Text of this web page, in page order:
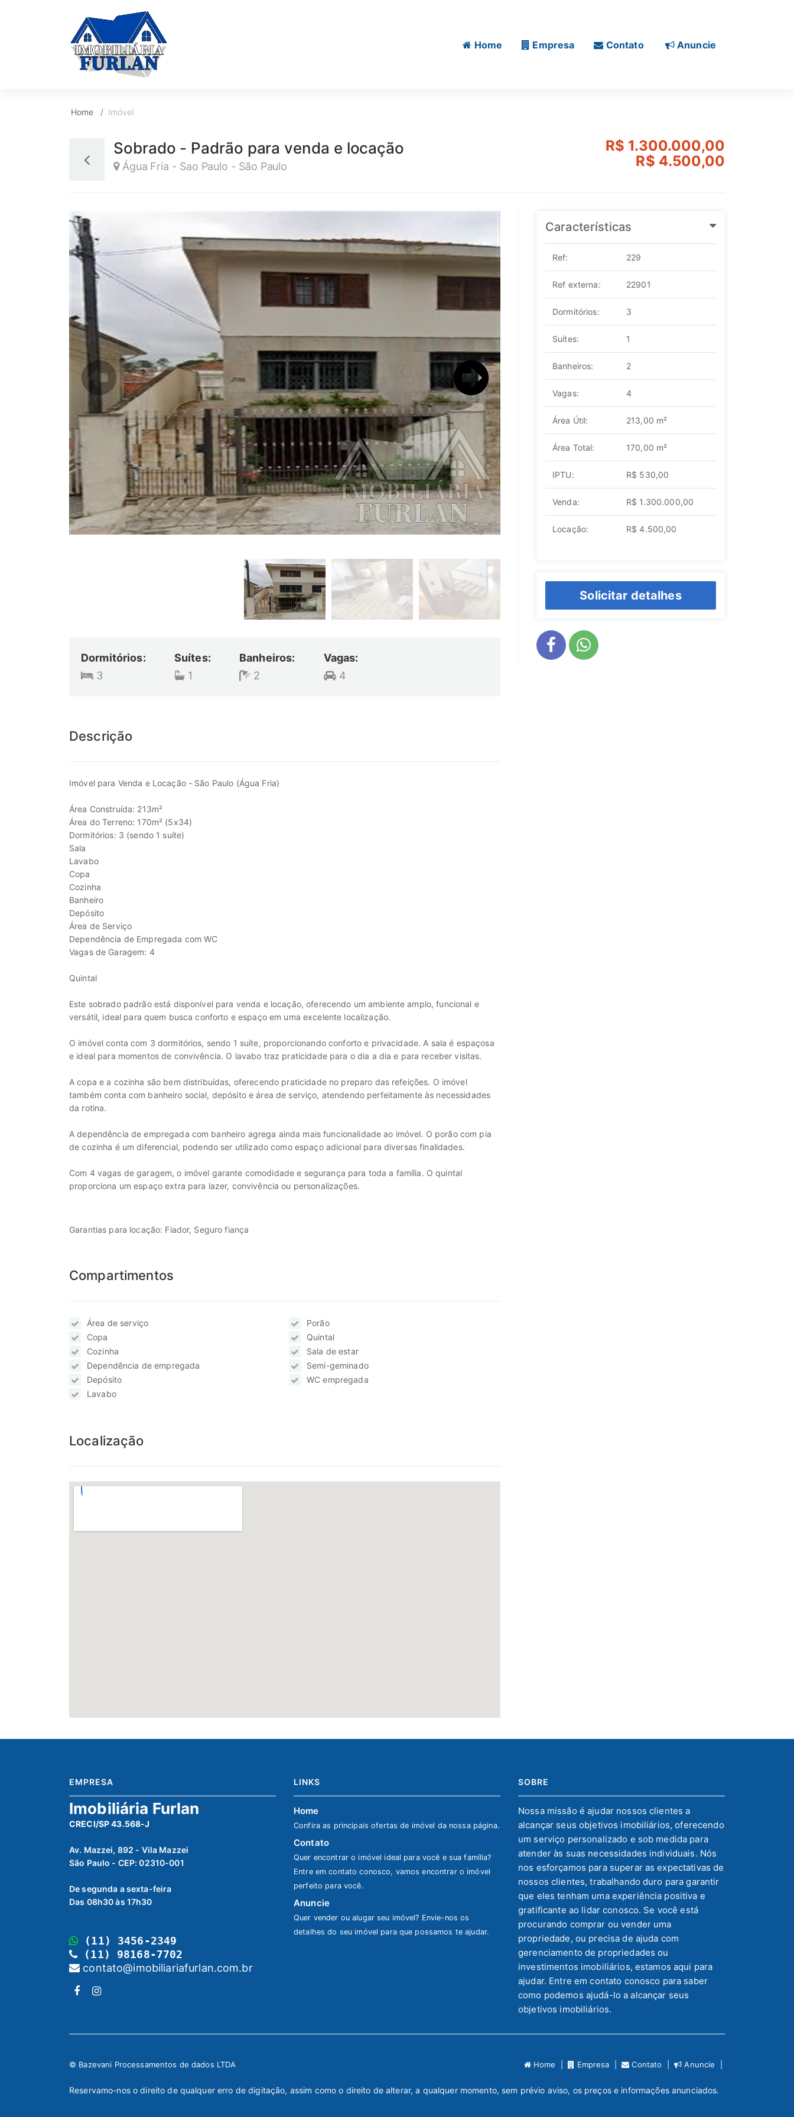
Home Empresa Contato Anuncie
Home Imóvel
Sobrado - Padrão para venda e locação
Água Fria - Sao Paulo - São Paulo
R$ 1.300.000,00
R$ 4.500,00
Dormitórios:
3
Suítes:
1
Banheiros:
2
Vagas:
4
Descrição
Imóvel para Venda e Locação - São Paulo (Água Fria)
Área Construída: 213m²
Área do Terreno: 170m² (5x34)
Dormitórios: 3 (sendo 1 suíte)
Sala
Lavabo
Copa
Cozinha
Banheiro
Depósito
Área de Serviço
Dependência de Empregada com WC
Vagas de Garagem: 4
Quintal
Este sobrado padrão está disponível para venda e locação, oferecendo um ambiente amplo, funcional e
versátil, ideal para quem busca conforto e espaço em uma excelente localização.
O imóvel conta com 3 dormitórios, sendo 1 suíte, proporcionando conforto e privacidade. A sala é espaçosa
e ideal para momentos de convivência. O lavabo traz praticidade para o dia a dia e para receber visitas.
A copa e a cozinha são bem distribuídas, oferecendo praticidade no preparo das refeições. O imóvel
também conta com banheiro social, depósito e área de serviço, atendendo perfeitamente às necessidades
da rotina.
A dependência de empregada com banheiro agrega ainda mais funcionalidade ao imóvel. O porão com pia
de cozinha é um diferencial, podendo ser utilizado como espaço adicional para diversas finalidades.
Com 4 vagas de garagem, o imóvel garante comodidade e segurança para toda a família. O quintal
proporciona um espaço extra para lazer, convivência ou personalizações.
Garantias para locação: Fiador, Seguro fiança
Compartimentos
Área de serviço
Copa
Cozinha
Dependência de empregada
Depósito
Lavabo
Porão
Quintal
Sala de estar
Semi-geminado
WC empregada
Localização
Características
Ref: 229
Ref externa: 22901
Dormitórios: 3
Suítes: 1
Banheiros: 2
Vagas: 4
Área Útil: 213,00 m²
Área Total: 170,00 m²
IPTU: R$ 530,00
Venda: R$ 1.300.000,00
Locação: R$ 4.500,00
Solicitar detalhes
EMPRESA
Imobiliária Furlan
CRECI/SP 43.568-J
Av. Mazzei, 892 - Vila Mazzei
São Paulo - CEP: 02310-001
De segunda a sexta-feira
Das 08h30 às 17h30
(11) 3456-2349
(11) 98168-7702
contato@imobiliariafurlan.com.br
LINKS
Home
Confira as principais ofertas de imóvel da nossa página.
Contato
Quer encontrar o imóvel ideal para você e sua família?
Entre em contato conosco, vamos encontrar o imóvel
perfeito para você.
Anuncie
Quer vender ou alugar seu imóvel? Envie-nos os
detalhes do seu imóvel para que possamos te ajudar.
SOBRE
Nossa missão é ajudar nossos clientes a
alcançar seus objetivos imobiliários, oferecendo
um serviço personalizado e sob medida para
atender às suas necessidades individuais. Nós
nos esforçamos para superar as expectativas de
nossos clientes, trabalhando duro para garantir
que eles tenham uma experiência positiva e
gratificante ao lidar conosco. Se você está
procurando comprar ou vender uma
propriedade, ou precisa de ajuda com
gerenciamento de propriedades ou
investimentos imobiliários, estamos aqui para
ajudar. Entre em contato conosco para saber
como podemos ajudá-lo a alcançar seus
objetivos imobiliários.
© Bazevani Processamentos de dados LTDA Home | Empresa | Contato | Anuncie |
Reservamo-nos o direito de qualquer erro de digitação, assim como o direito de alterar, a qualquer momento, sem prévio aviso, os preços e informações anunciados.